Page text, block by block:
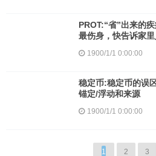
PROT:“省”出来的
最伤身，快告诉家
1900/1/1 0:00:00
稳定币:稳定币的误
锚定/浮动和来源
1900/1/1 0:00:00
1 2 3